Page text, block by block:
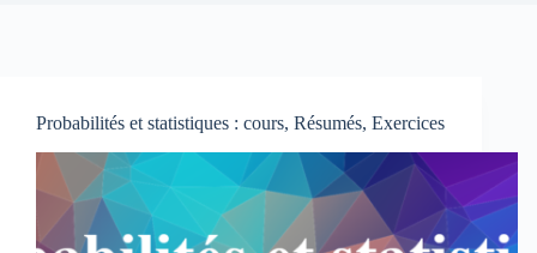
Probabilités et statistiques : cours, Résumés, Exercices